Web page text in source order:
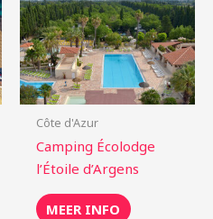
Côte d'Azur
Camping Écolodge
l’Étoile d’Argens
MEER INFO